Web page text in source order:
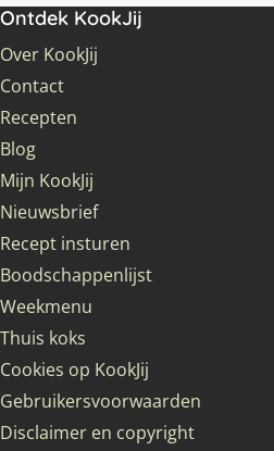
Ontdek KookJij
Over KookJij
Contact
Recepten
Blog
Mijn KookJij
Nieuwsbrief
Recept insturen
Boodschappenlijst
Weekmenu
Thuis koks
Cookies op KookJij
Gebruikersvoorwaarden
Disclaimer en copyright